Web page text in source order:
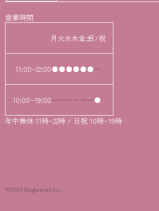
営業時間
月 火水木金土
日/祝
11:00~22:00
10:00~19:00
年中無休 11時~22時 / 日祝 10時~19時
©2025 Brightstars Inc.